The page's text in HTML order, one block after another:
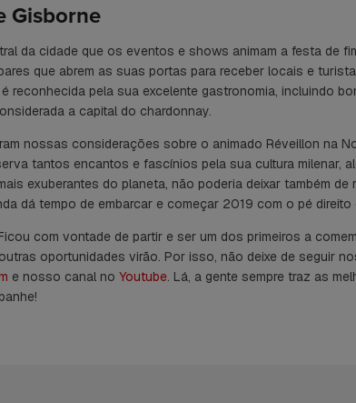
Gisborne
da cidade que os eventos e shows animam a festa de
que abrem as suas portas para receber locais e
reconhecida pela sua excelente gastronomia, incluindo
a capital do chardonnay.
nossas considerações sobre o animado Réveillon na
tantos encantos e fascínios pela sua cultura milenar,
exuberantes do planeta, não poderia deixar também
dá tempo de embarcar e começar 2019 com o pé direito
com vontade de partir e ser um dos primeiros a
oportunidades virão. Por isso, não deixe de seguir
e nosso canal no Youtube. Lá, a gente sempre traz as